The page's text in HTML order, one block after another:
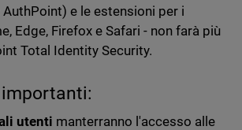
e le estensioni per i
Edge, Firefox e Safari - non farà più
Total Identity Security.
utenti manterranno l'accesso alle